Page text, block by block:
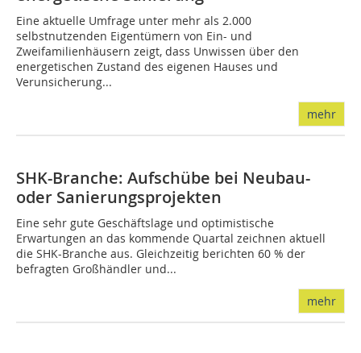
Eine aktuelle Umfrage unter mehr als 2.000
selbstnutzenden Eigentümern von Ein- und
Zweifamilienhäusern zeigt, dass Unwissen über den
energetischen Zustand des eigenen Hauses und
Verunsicherung...
mehr
SHK-Branche: Aufschübe bei Neubau-
oder Sanierungsprojekten
Eine sehr gute Geschäftslage und optimistische
Erwartungen an das kommende Quartal zeichnen aktuell
die SHK-Branche aus. Gleichzeitig berichten 60 % der
befragten Großhändler und...
mehr